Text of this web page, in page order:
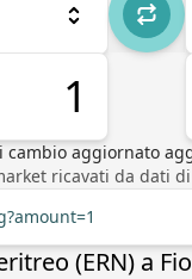
cambio aggiornato
ricavati da dati
(ERN) a